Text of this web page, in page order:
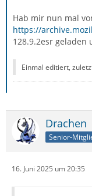
Hab mir nun mal
https://
128.9.2esr
Einmal editiert,
Drachen
Senior-
16. Juni 2025 um 20:35